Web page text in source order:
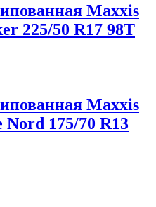
Maxxis
225/50 R17 98T
Maxxis
175/70 R13